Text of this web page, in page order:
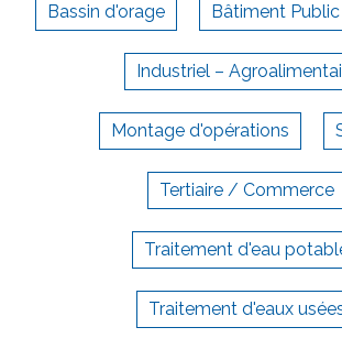
Bassin d'orage Bâtiment Public
Industriel –
Montage d'opérations
Tertiaire / Commerce
Traitement d'eau
Traitement d'eaux